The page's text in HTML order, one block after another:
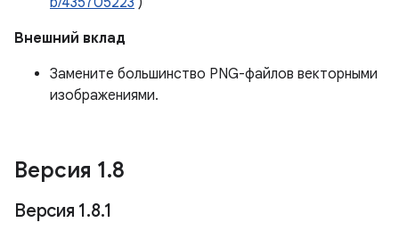
Внешний вклад
Замените большинство PNG-файлов векторными
изображениями.
Версия 1.8
Версия 1.8.1